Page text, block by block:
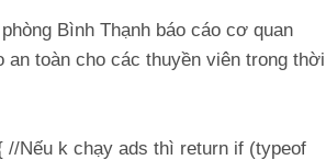
Bình Thạnh báo cáo cơ quan
toàn cho các thuyền viên trong thời
//Nếu k chạy ads thì return if (typeof